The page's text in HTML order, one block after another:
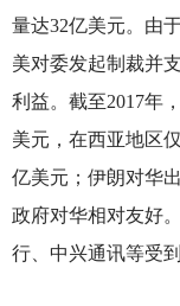
量达32亿美元。由
美对委发起制裁并
利益。截至2017年
美元，在西亚地区
亿美元；伊朗对华
政府对华相对友好
行、中兴通讯等受